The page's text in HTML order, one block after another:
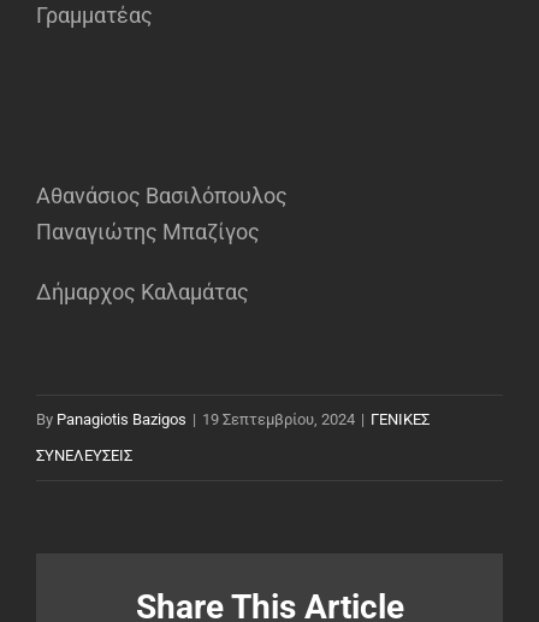
Γραμματέας
Αθανάσιος Βασιλόπουλος
Παναγιώτης Μπαζίγος
Δήμαρχος Καλαμάτας
By Panagiotis Bazigos | 19 Σεπτεμβρίου, 2024 | ΓΕΝΙΚΕΣ
ΣΥΝΕΛΕΥΣΕΙΣ
Share This Article